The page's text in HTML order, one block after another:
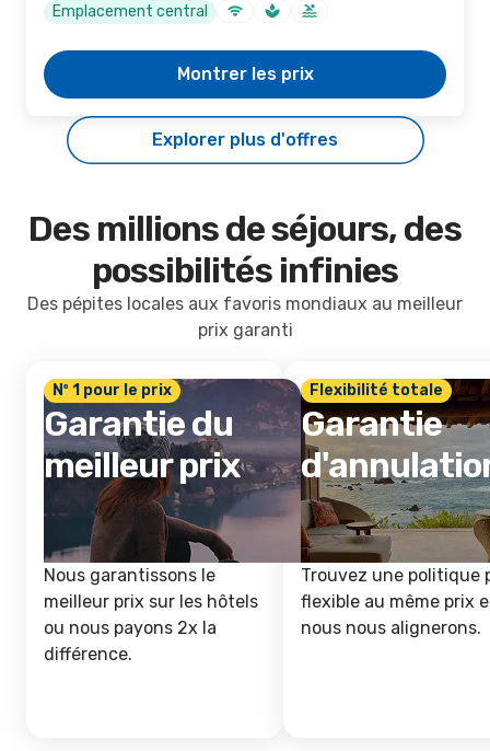
Emplacement central
Montrer les prix
Explorer plus d'offres
Des millions de séjours, des
possibilités infinies
Des pépites locales aux favoris mondiaux au meilleur
prix garanti
Nº 1 pour le prix
Garantie du
meilleur prix
Nous garantissons le
meilleur prix sur les hôtels
ou nous payons 2x la
différence.
Flexibilité totale
Garantie
Trouvez une politique
flexible au même prix
nous nous alignerons.